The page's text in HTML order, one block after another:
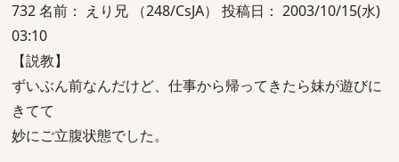
732 名前： えり兄 （248/CsJA） 投稿日： 2003/10/15(水)
03:10
【説教】
ずいぶん前なんだけど、仕事から帰ってきたら妹が遊びに
きてて
妙にご立腹状態でした。